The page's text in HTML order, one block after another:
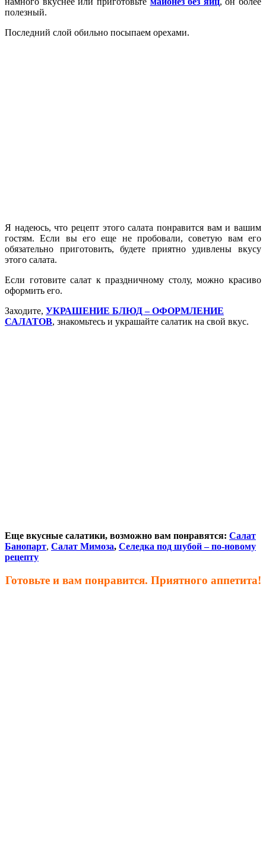
полезный.
Последний слой обильно посыпаем орехами.
Я надеюсь, что рецепт этого салата понравится вам и вашим
гостям. Если вы его еще не пробовали, советую вам его
обязательно приготовить, будете приятно удивлены вкусу
этого салата.
Если готовите салат к праздничному столу, можно красиво
оформить его.
Заходите, УКРАШЕНИЕ БЛЮД – ОФОРМЛЕНИЕ
САЛАТОВ, знакомьтесь и украшайте салатик на свой вкус.
Еще вкусные салатики, возможно вам понравятся: Салат
Банопарт, Салат Мимоза, Селедка под шубой – по-новому
рецепту
Готовьте и вам понравится. Приятного аппетита!